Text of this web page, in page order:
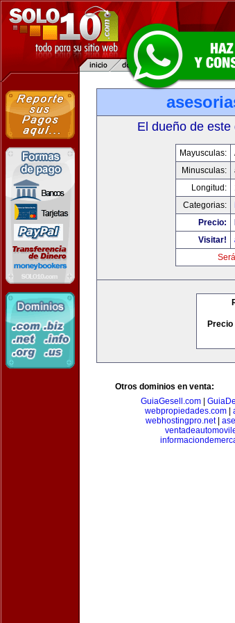
El dueño de
Mayusculas:
Minusculas:
Longitud:
Categorias:
Precio:
Visitar!
Otros dominios en venta:
GuiaGesell.com|
webpropiedades.com
webhostingpro.net|